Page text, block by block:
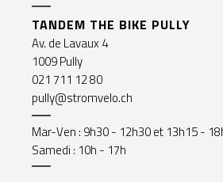
TANDEM THE BIKE PULLY
Av. de Lavaux 4
1009 Pully
021 711 12 80
pully@stromvelo.ch
Mar-Ven : 9h30 - 12h30 et 13h15 -
Samedi : 10h - 17h